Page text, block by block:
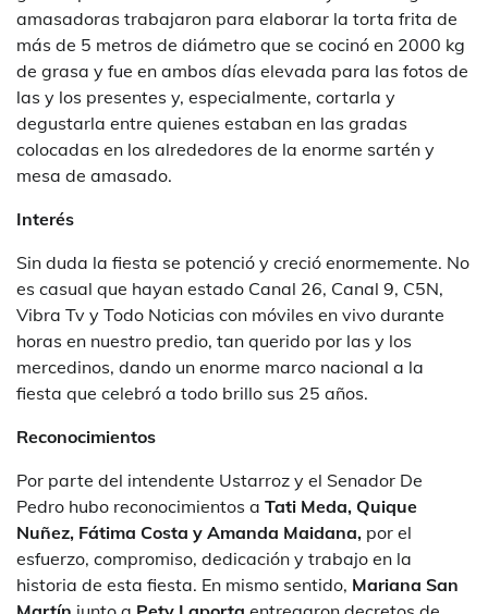
amasadoras trabajaron para elaborar la torta frita de
más de 5 metros de diámetro que se cocinó en 2000 kg
de grasa y fue en ambos días elevada para las fotos de
las y los presentes y, especialmente, cortarla y
degustarla entre quienes estaban en las gradas
colocadas en los alrededores de la enorme sartén y
mesa de amasado.
Interés
Sin duda la fiesta se potenció y creció enormemente. No
es casual que hayan estado Canal 26, Canal 9, C5N,
Vibra Tv y Todo Noticias con móviles en vivo durante
horas en nuestro predio, tan querido por las y los
mercedinos, dando un enorme marco nacional a la
fiesta que celebró a todo brillo sus 25 años.
Reconocimientos
Por parte del intendente Ustarroz y el Senador De
Pedro hubo reconocimientos a Tati Meda, Quique
Nuñez, Fátima Costa y Amanda Maidana, por el
esfuerzo, compromiso, dedicación y trabajo en la
historia de esta fiesta. En mismo sentido, Mariana San